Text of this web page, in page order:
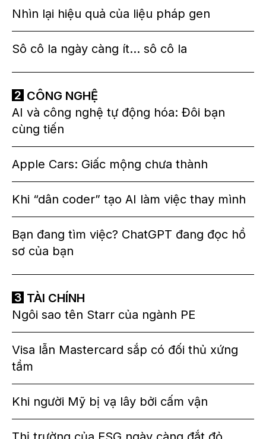
Nhìn lại hiệu quả của liệu pháp gen
Sô cô la ngày càng ít… sô cô la
CÔNG NGHỆ
AI và công nghệ tự động hóa: Đôi bạn
cùng tiến
Apple Cars: Giấc mộng chưa thành
Khi “dân coder” tạo AI làm việc thay mình
Bạn đang tìm việc? ChatGPT đang đọc hồ
sơ của bạn
TÀI CHÍNH
Ngôi sao tên Starr của ngành PE
Visa lẫn Mastercard sắp có đối thủ xứng
tầm
Khi người Mỹ bị vạ lây bởi cấm vận